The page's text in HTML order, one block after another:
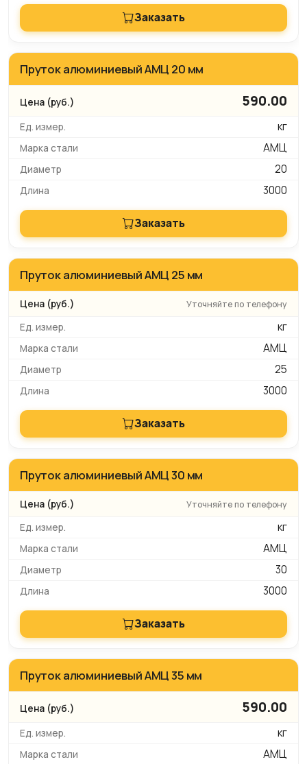
Заказать
Пруток алюминиевый АМЦ 20 мм
590.00
кг
АМЦ
20
3000
Заказать
Пруток алюминиевый АМЦ 25 мм
Уточняйте по телефону
кг
АМЦ
25
3000
Заказать
Пруток алюминиевый АМЦ 30 мм
Уточняйте по телефону
кг
АМЦ
30
3000
Заказать
Пруток алюминиевый АМЦ 35 мм
590.00
кг
АМЦ